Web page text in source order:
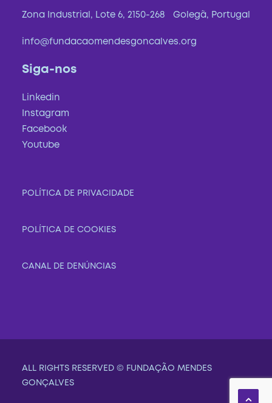
Zona Industrial, Lote 6, 2150-268 Golegã, Portugal
info@fundacaomendesgoncalves.org
Siga-nos
Linkedin
Instagram
Facebook
Youtube
POLÍTICA DE PRIVACIDADE
POLÍTICA DE COOKIES
CANAL DE DENÚNCIAS
ALL RIGHTS RESERVED © FUNDAÇÃO MENDES
GONÇALVES